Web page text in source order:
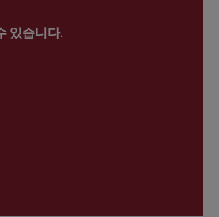
있습니다.